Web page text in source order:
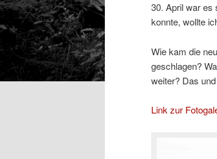
30. April war es
konnte, wollte
Wie kam die
geschlagen?
weiter? Das
Link zur